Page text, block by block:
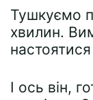
Тушкуємо
хвилин.
І ось він,